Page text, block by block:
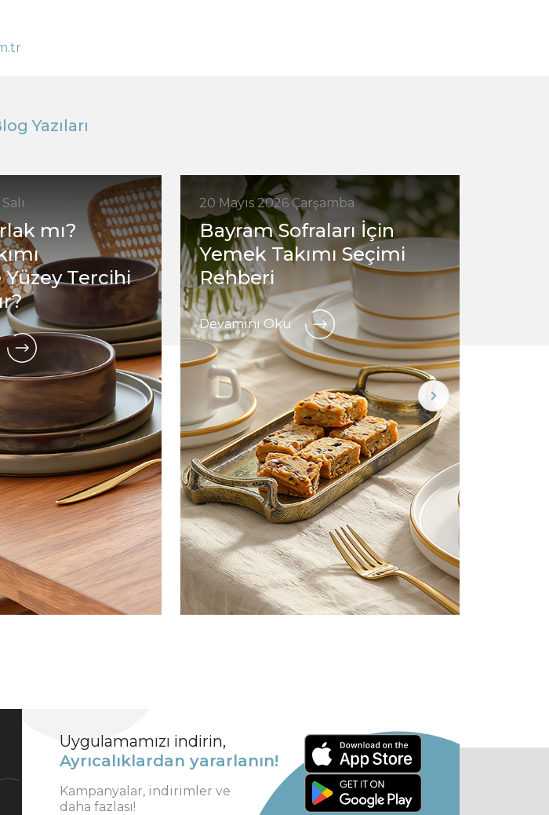
Yazıları
mı?
Tercihi
20 Mayıs 2026 Çarşamba
Bayram Sofraları İçin
Yemek Takımı Seçimi
Rehberi
Devamını Oku
Uygulamamızı indirin,
Ayrıcalıklardan yararlanın!
Kampanyalar, indirimler ve
daha fazlası!